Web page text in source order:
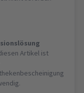
Artikel ist